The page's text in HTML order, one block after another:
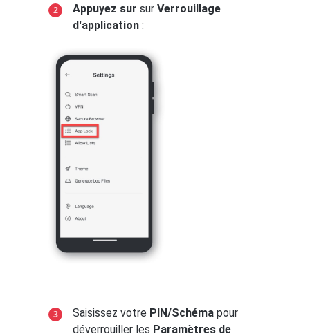
Appuyez sur sur Verrouillage
d'application :
Saisissez votre PIN/Schéma pour
déverrouiller les Paramètres de